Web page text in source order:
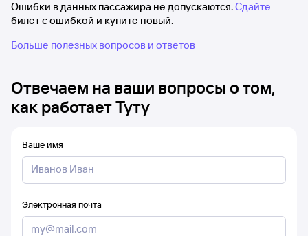
Ошибки в данных пассажира не допускаются.Сдайте
билет с ошибкой и купите новый.
Больше полезных вопросов и ответов
Отвечаем на ваши вопросы о том,
как работает Туту
Ваше имя
Электронная почта